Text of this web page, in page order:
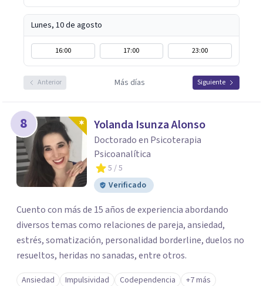
Lunes, 10 de agosto
16:00 17:00 23:00
Anterior Más días Siguiente
8 Yolanda Isunza Alonso
Doctorado en Psicoterapia
Psicoanalítica
5 / 5
Verificado
Cuento con más de 15 años de experiencia abordando
diversos temas como relaciones de pareja, ansiedad,
estrés, somatización, personalidad borderline, duelos no
resueltos, heridas no sanadas, entre otros.
Ansiedad Impulsividad Codependencia +7 más